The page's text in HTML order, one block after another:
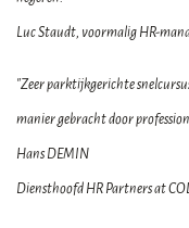
Luc Staudt, voormalig HR-
"Zeer parktijkgerichte
manier gebracht door
Hans DEMIN
Diensthoofd HR Partners at